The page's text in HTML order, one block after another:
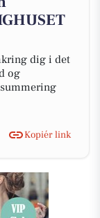
dig i det
og
Kopiér link